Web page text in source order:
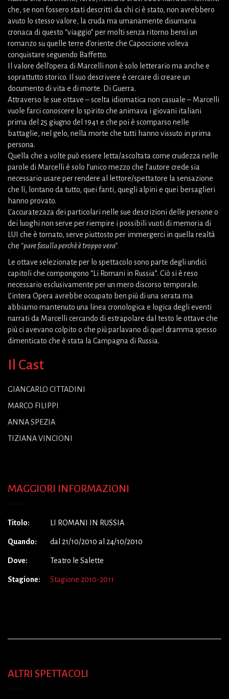
che, se non fossero stati descritti da chi ci è stato, non avrebbero
avuto lo stesso valore, la cruda ma umanamente disumana
cronaca di questo “viaggio” per molti senza ritorno bensì un
romanzo su quelle terre d’oriente che Capoccione voleva
conquistare seguendo Baffetto.
Il valore dell’opera di Marcelli non è solo letterario ma anche e
soprattutto storico. Il suo descrivere è cercare di creare un
documento di vita e di morte. Di Guerra.
Attraverso le sue ottave – scelta idiomatica non casuale – Marcelli
vuole farci conoscere lo spirito che animava i giovani italiani
prima del 25 giugno del 1941 e che poi è scomparso nelle
battaglie, nel gelo, nella morte che tutti hanno vissuto in prima
persona.
Quella che a volte può essere letta/ascoltata come crudezza nelle
parole di Marcelli è solo l’unico mezzo che l’autore crede sia
necessario usare per rendere al lettore/spettatore la sensazione
che lì, lontano da tutto, quei fanti, quegli alpini e quei bersaglieri
hanno provato.
L’accuratezaza dei particolari nelle sue descrizioni delle persone o
dei luoghi non serve per riempire i possibili vuoti di memoria di
LUI che è tornato, serve piuttosto per immergerci in quella realtà
che “pare fasulla perchè è troppo vera”.
Le ottave selezionate per lo spettacolo sono parte degli undici
capitoli che compongono “Li Romani in Russia”. Ciò si è reso
necessario esclusivamente per un mero discorso temporale.
L’intera Opera avrebbe occupato ben più di una serata ma
abbiamo mantenuto una linea cronologica e logica degli eventi
narrati da Marcelli cercando di estrapolare dal testo le ottave che
più ci avevano colpito o che più parlavano di quel dramma spesso
dimenticato che è stata la Campagna di Russia.
Il Cast
GIANCARLO CITTADINI
MARCO FILIPPI
ANNA SPEZIA
TIZIANA VINCIONI
MAGGIORI INFORMAZIONI
Titolo: LI ROMANI IN RUSSIA
Quando: dal 21/10/2010 al 24/10/2010
Dove: Teatro le Salette
Stagione: Stagione 2010-2011
ALTRI SPETTACOLI